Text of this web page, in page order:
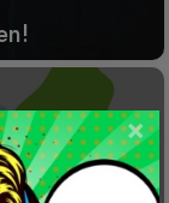
×